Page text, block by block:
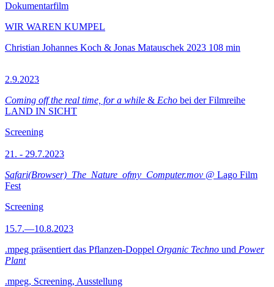
Dokumentarfilm
WIR WAREN KUMPEL
Christian Johannes Koch & Jonas Matauschek 2023 108 min
2.9.2023
Coming off the real time, for a while & Echo bei der Filmreihe
LAND IN SICHT
Screening
21. - 29.7.2023
Safari(Browser)_The_Nature_ofmy_Computer.mov @ Lago Film
Fest
Screening
15.7.—10.8.2023
.mpeg präsentiert das Pflanzen-Doppel Organic Techno und Power
Plant
.mpeg, Screening, Ausstellung